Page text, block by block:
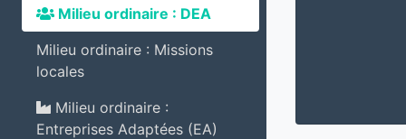
Milieu ordinaire : DEA
Milieu ordinaire : Missions
locales
Milieu ordinaire :
Entreprises Adaptées (EA)